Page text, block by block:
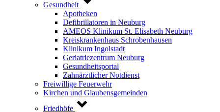
Gesundheit
Apotheken
Defibrillatoren in Neuburg
AMEOS Klinikum St. Elisabeth Neuburg
Kreiskrankenhaus Schrobenhausen
Klinikum Ingolstadt
Geriatriezentrum Neuburg
Gesundheitsportal
Zahnärztlicher Notdienst
Freiwillige Feuerwehr
Kirchen und Glaubensgemeinden
Friedhöfe